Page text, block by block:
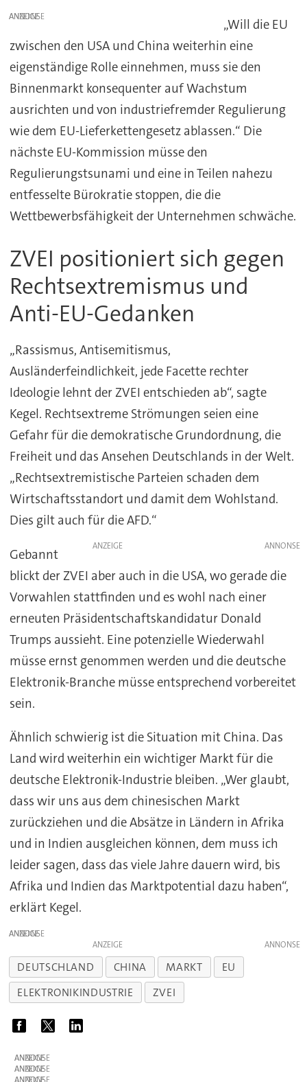
ANZEIGE
„Will die EU
zwischen den USA und China weiterhin eine
eigenständige Rolle einnehmen, muss sie den
Binnenmarkt konsequenter auf Wachstum
ausrichten und von industriefremder Regulierung
wie dem EU-Lieferkettengesetz ablassen.“ Die
nächste EU-Kommission müsse den
Regulierungstsunami und eine in Teilen nahezu
entfesselte Bürokratie stoppen, die die
Wettbewerbsfähigkeit der Unternehmen schwäche.
ZVEI positioniert sich gegen
Rechtsextremismus und
Anti-EU-Gedanken
„Rassismus, Antisemitismus,
Ausländerfeindlichkeit, jede Facette rechter
Ideologie lehnt der ZVEI entschieden ab“, sagte
Kegel. Rechtsextreme Strömungen seien eine
Gefahr für die demokratische Grundordnung, die
Freiheit und das Ansehen Deutschlands in der Welt.
„Rechtsextremistische Parteien schaden dem
Wirtschaftsstandort und damit dem Wohlstand.
Dies gilt auch für die AFD.“
ANZEIGE
Gebannt
blickt der ZVEI aber auch in die USA, wo gerade die
Vorwahlen stattfinden und es wohl nach einer
erneuten Präsidentschaftskandidatur Donald
Trumps aussieht. Eine potenzielle Wiederwahl
müsse ernst genommen werden und die deutsche
Elektronik-Branche müsse entsprechend vorbereitet
sein.
Ähnlich schwierig ist die Situation mit China. Das
Land wird weiterhin ein wichtiger Markt für die
deutsche Elektronik-Industrie bleiben. „Wer glaubt,
dass wir uns aus dem chinesischen Markt
zurückziehen und die Absätze in Ländern in Afrika
und in Indien ausgleichen können, dem muss ich
leider sagen, dass das viele Jahre dauern wird, bis
Afrika und Indien das Marktpotential dazu haben“,
erklärt Kegel.
ANZEIGE
ANZEIGE
DEUTSCHLAND CHINA MARKT
EU
ELEKTRONIKINDUSTRIE
ZVEI
ANZEIGE
ANZEIGE
ANZEIGE